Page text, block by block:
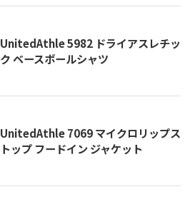
UnitedAthle 5982 ドライアスレチッ
ク ベースボールシャツ
UnitedAthle 7069 マイクロリップス
トップ フードイン ジャケット